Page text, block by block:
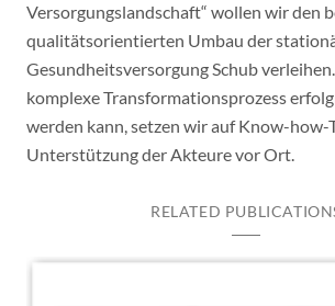
Versorgungslandschaft“ wollen wir den
qualitätsorientierten Umbau der
Gesundheitsversorgung Schub
komplexe Transformationsprozess
werden kann, setzen wir auf Know-how-
Unterstützung der Akteure vor Ort.
RELATED